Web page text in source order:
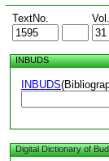
TextNo. Vol.
INBUDS
INBUDS
Digital Dictionary of